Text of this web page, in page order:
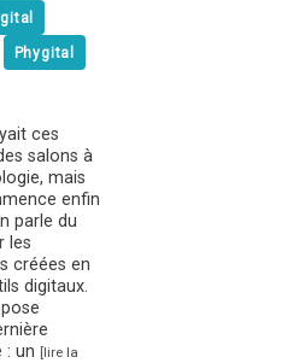
Phygital
ces
salons à
mais
enfin
parle du
les
créées en
digitaux.
: un [lire la